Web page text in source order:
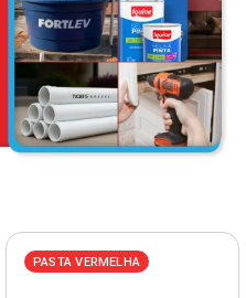
PASTA VERMELHA